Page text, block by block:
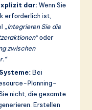
dar: Wenn Sie
erforderlich ist,
„Integrieren Sie die
oder
zwischen
Bei
Planning-
nicht, die gesamte
Erstellen